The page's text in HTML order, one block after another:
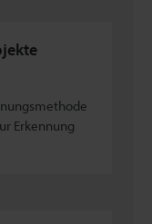
Erkennung